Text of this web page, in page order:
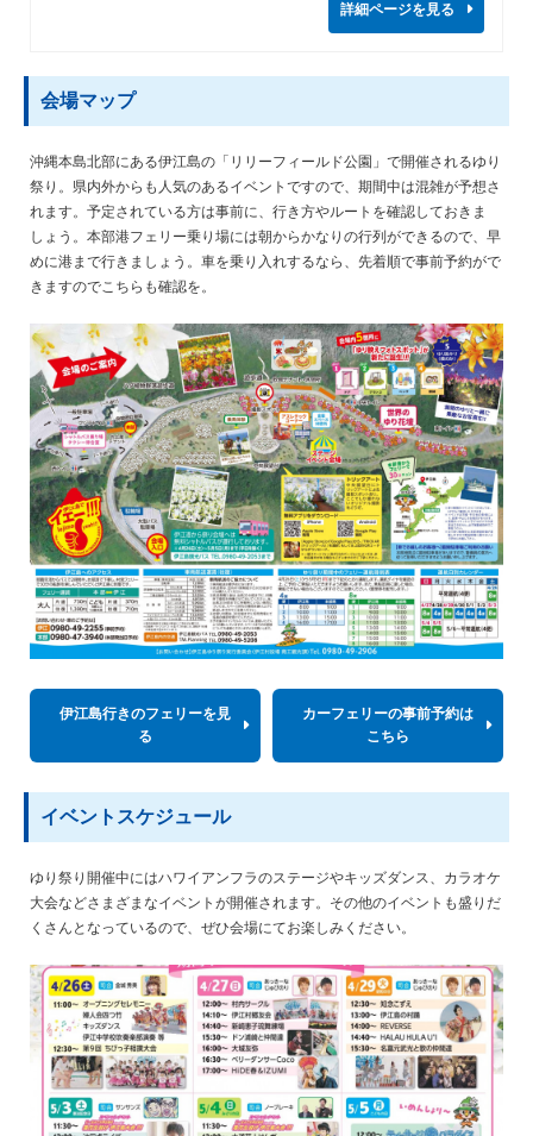
詳細ページを見る
会場マップ
沖縄本島北部にある伊江島の「リリーフィールド公園」で開催されるゆり
祭り。県内外からも人気のあるイベントですので、期間中は混雑が予想さ
れます。予定されている方は事前に、行き方やルートを確認しておきま
しょう。本部港フェリー乗り場には朝からかなりの行列ができるので、早
めに港まで行きましょう。車を乗り入れするなら、先着順で事前予約がで
きますのでこちらも確認を。
伊江島行きのフェリーを見
る
カーフェリーの事前予約は
こちら
イベントスケジュール
ゆり祭り開催中にはハワイアンフラのステージやキッズダンス、カラオケ
大会などさまざまなイベントが開催されます。その他のイベントも盛りだ
くさんとなっているので、ぜひ会場にてお楽しみください。